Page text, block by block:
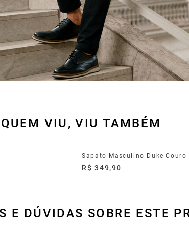
QUEM VIU, VIU TAMBÉM
R$ 349,90
E DÚVIDAS SOBRE ESTE